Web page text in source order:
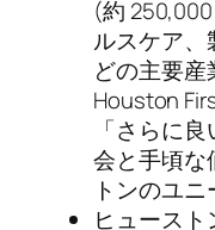
(約
ルスケア、
どの主要産
Houston
「さらに
会と手頃な
トンのユ
ヒュースト